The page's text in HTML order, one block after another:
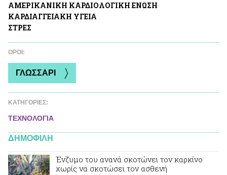
ΑΜΕΡΙΚΑΝΙΚΗ ΚΑΡΔΙΟΛΟΓΙΚΗ ΕΝΩΣΗ
ΚΑΡΔΙΑΓΓΕΙΑΚΗ ΥΓΕΙΑ
ΣΤΡΕΣ
ΌΡΟΙ:
ΓΛΩΣΣΑΡΙ
ΚΑΤΗΓΟΡΙΕΣ:
ΤΕΧΝΟΛΟΓΙΑ
ΔΗΜΟΦΙΛΗ
Ένζυμο του ανανά σκοτώνει τον καρκίνο
χωρίς να σκοτώσει τον ασθενή